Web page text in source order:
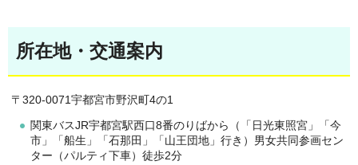
所在地・交通案内
〒320-0071宇都宮市野沢町4の1
関東バスJR宇都宮駅西口8番のりばから（「日光東照宮」「今
市」「船生」「石那田」「山王団地」行き）男女共同参画セン
ター（パルティ下車）徒歩2分